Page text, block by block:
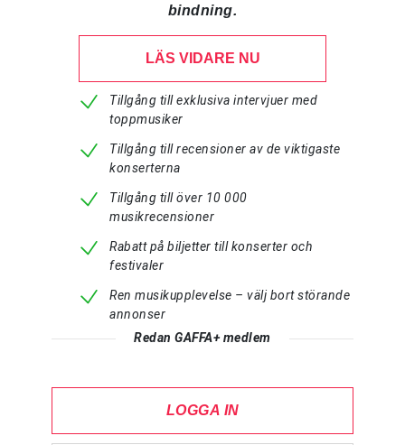
bindning.
LÄS VIDARE NU
Tillgång till exklusiva intervjuer med
toppmusiker
Tillgång till recensioner av de viktigaste
konserterna
Tillgång till över 10 000
musikrecensioner
Rabatt på biljetter till konserter och
festivaler
Ren musikupplevelse – välj bort störande
annonser
Redan GAFFA+ medlem
LOGGA IN